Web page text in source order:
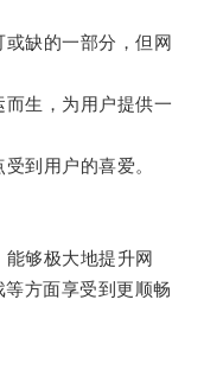
缺的一部分，但网
生，为用户提供一
到用户的喜爱。
够极大地提升网
方面享受到更顺畅